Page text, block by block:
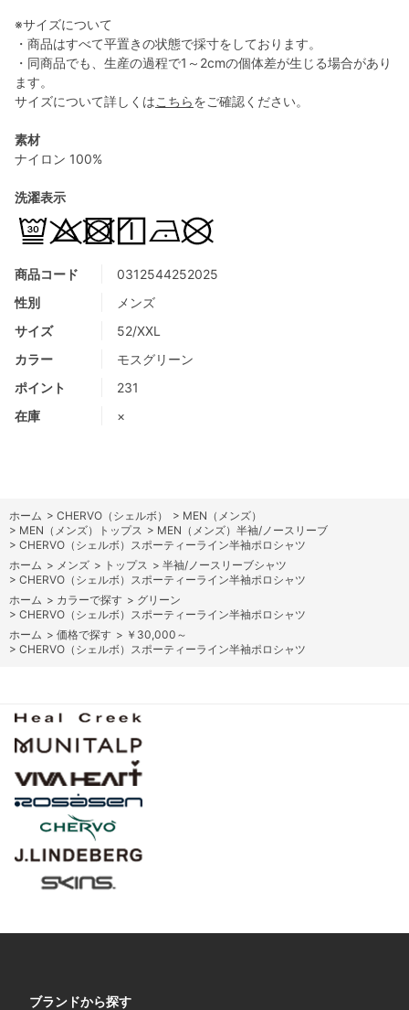
商品コード
0312544252025
性別
メンズ
サイズ
52/XXL
カラー
モスグリーン
ポイント
231
在庫
×
※サイズについて
・商品はすべて平置きの状態で採寸をしております。
・同商品でも、生産の過程で1～2cmの個体差が生じる場合があり
ます。
サイズについて詳しくはこちらをご確認ください。
素材
ナイロン 100%
洗濯表示
ホーム > CHERVO（シェルボ） > MEN（メンズ）
> MEN（メンズ）トップス > MEN（メンズ）半袖/ノースリーブ
> CHERVO（シェルボ）スポーティーライン半袖ポロシャツ
ホーム > メンズ > トップス > 半袖/ノースリーブシャツ
> CHERVO（シェルボ）スポーティーライン半袖ポロシャツ
ホーム > カラーで探す > グリーン
> CHERVO（シェルボ）スポーティーライン半袖ポロシャツ
ホーム > 価格で探す > ￥30,000～
> CHERVO（シェルボ）スポーティーライン半袖ポロシャツ
ブランドから探す